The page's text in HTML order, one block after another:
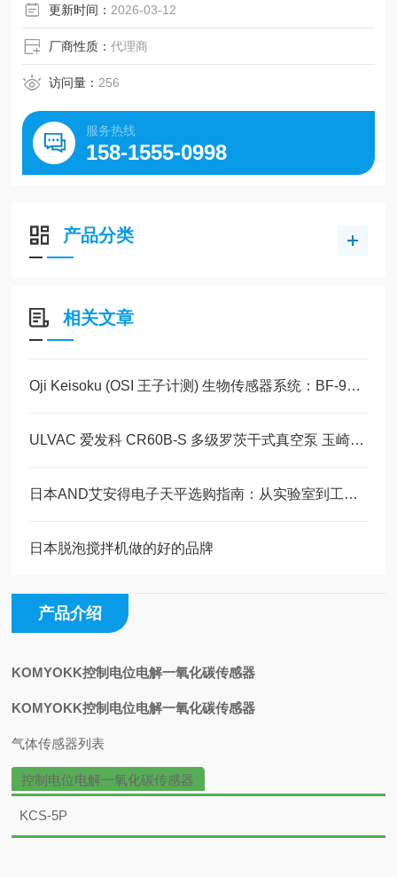
更新时间： 2026-03-12
厂商性质：代理商
访问量： 256
服务热线
158-1555-0998
产品分类
相关文章
Oji Keisoku (OSI 王子计测) 生物传感器系统：BF-9D + BF-48AS仪器文献
ULVAC 爱发科 CR60B-S 多级罗茨干式真空泵 玉崎科学仪器原装现货
日本AND艾安得电子天平选购指南：从实验室到工业现场的专业之选
日本脱泡搅拌机做的好的品牌
产品介绍
KOMYOKK控制电位电解一氧化碳传感器
KOMYOKK控制电位电解一氧化碳传感器
气体传感器列表
控制电位电解一氧化碳传感器
KCS-5P